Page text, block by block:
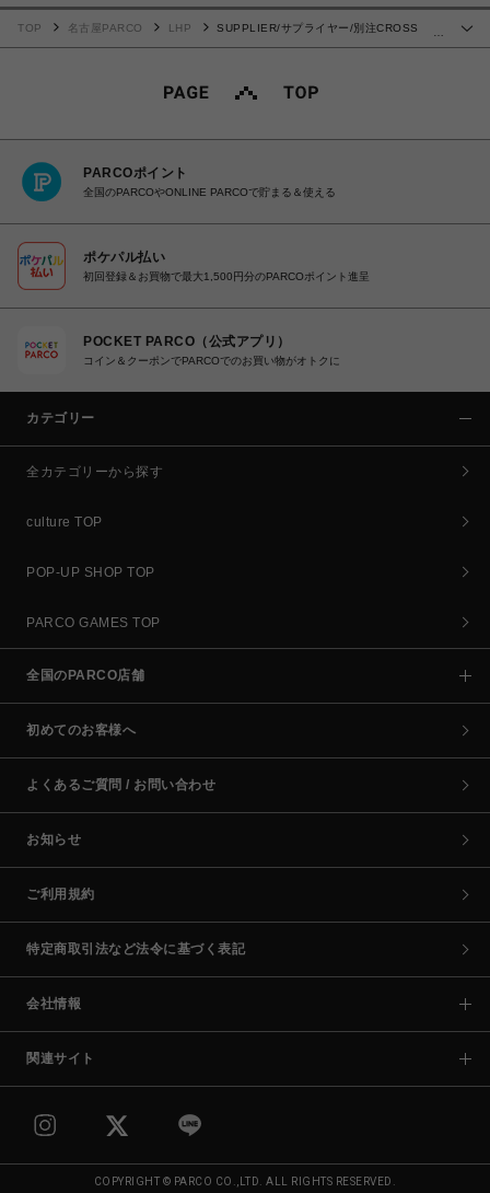
…
TOP 名古屋PARCO LHP
SUPPLIER/サプライヤー/別注CROSS
PARCOポイント
全国のPARCOやONLINE PARCOで貯まる＆使える
ポケパル払い
初回登録＆お買物で最大1,500円分のPARCOポイント進呈
POCKET PARCO（公式アプリ）
コイン＆クーポンでPARCOでのお買い物がオトクに
カテゴリー
全カテゴリーから探す
culture TOP
POP-UP SHOP TOP
PARCO GAMES TOP
全国のPARCO店舗
初めてのお客様へ
よくあるご質問 / お問い合わせ
お知らせ
ご利用規約
特定商取引法など法令に基づく表記
会社情報
関連サイト
COPYRIGHT © PARCO CO.,LTD. ALL RIGHTS RESERVED.